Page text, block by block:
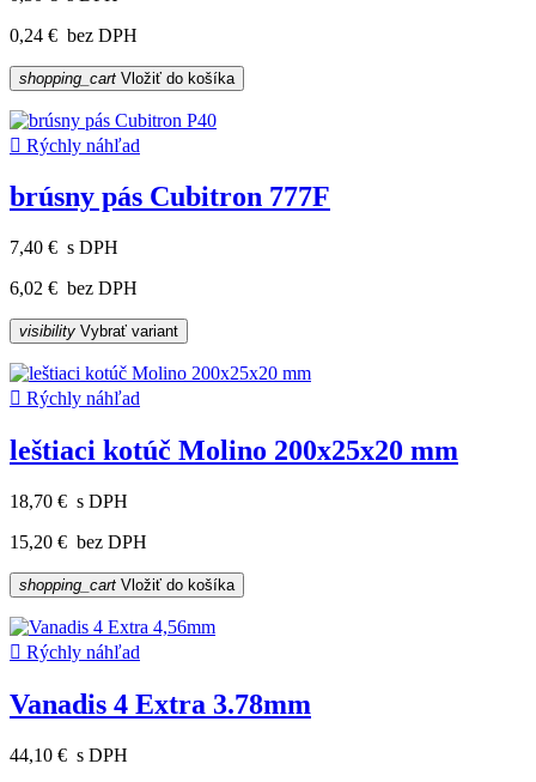
0,24 € bez DPH
shopping_cart Vložiť do košíka
 Rýchly náhľad
brúsny pás Cubitron 777F
7,40 € s DPH
6,02 € bez DPH
visibility Vybrať variant
 Rýchly náhľad
leštiaci kotúč Molino 200x25x20 mm
18,70 € s DPH
15,20 € bez DPH
shopping_cart Vložiť do košíka
 Rýchly náhľad
Vanadis 4 Extra 3.78mm
44,10 € s DPH